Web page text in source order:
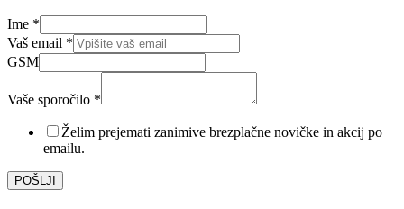
Ime *
Ime
Ime
Vaš email *
GSM
Vaše sporočilo *
Želim prejemati zanimive brezplačne novičke in akcij po
emailu.
POŠLJI